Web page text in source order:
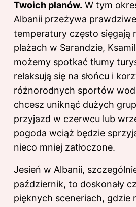
Twoich planów. W tym
Albanii przeżywa
temperatury często sięgają
plażach w Sarandzie,
możemy spotkać tłumy
relaksują się na słońcu i
różnorodnych sportów
chcesz uniknąć dużych
przyjazd w czerwcu lub
pogoda wciąż będzie
nieco mniej zatłoczone.
Jesień w Albanii,
październik, to doskonały
pięknych sceneriach, gdzie